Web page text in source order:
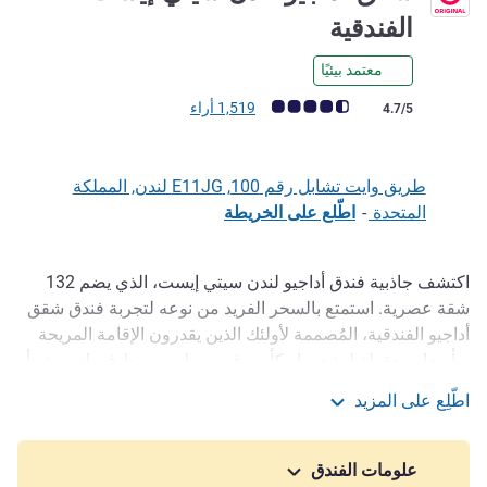
الفندقية
معتمد بيئيًا
ملاحظة أراء العملاء (رأي ALL)
4.7/5 1,519 أراء
طريق وايت تشابل رقم 100, E11JG لندن, المملكة
المتحدة - اطّلع على الخريطة
الوصف
اكتشف جاذبية فندق أداجيو لندن سيتي إيست، الذي يضم 132
شقة عصرية. استمتع بالسحر الفريد من نوعه لتجربة فندق ‏‫شقق
أداجيو الفندقية، المُصممة لأولئك الذين يقدرون الإقامة المريحة
مغامرة فندق أداجيو الخاصة بك لحظة خروجك، مع إمكانية
الوصول المباشر إلى بعض أفضل الأماكن السياحية في لندن، مثل
بريك لين وسوق سبيتالفيلدز.
يقع فندق شقق أداجيو لندن سيتي إيست في وايت تشابل ويضم
اطّلِع على المزيد
علومات الفندق